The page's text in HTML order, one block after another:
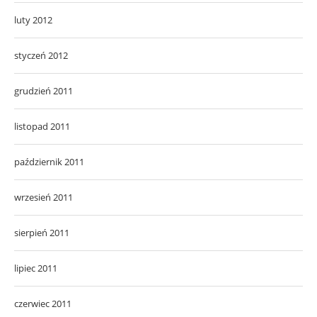
luty 2012
styczeń 2012
grudzień 2011
listopad 2011
październik 2011
wrzesień 2011
sierpień 2011
lipiec 2011
czerwiec 2011